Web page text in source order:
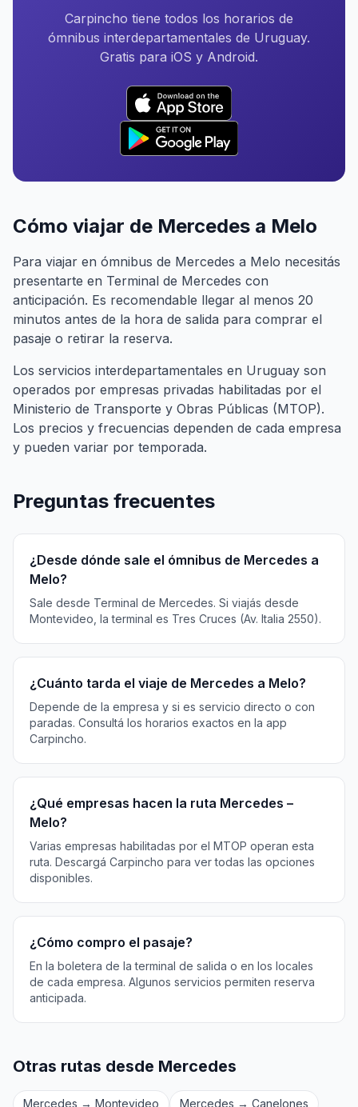
Carpincho tiene todos los horarios de
ómnibus interdepartamentales de Uruguay.
Gratis para iOS y Android.
Cómo viajar de Mercedes a Melo
Para viajar en ómnibus de Mercedes a Melo necesitás
presentarte en Terminal de Mercedes con
anticipación. Es recomendable llegar al menos 20
minutos antes de la hora de salida para comprar el
pasaje o retirar la reserva.
Los servicios interdepartamentales en Uruguay son
operados por empresas privadas habilitadas por el
Ministerio de Transporte y Obras Públicas (MTOP).
Los precios y frecuencias dependen de cada empresa
y pueden variar por temporada.
Preguntas frecuentes
¿Desde dónde sale el ómnibus de Mercedes a
Melo?
Sale desde Terminal de Mercedes. Si viajás desde
Montevideo, la terminal es Tres Cruces (Av. Italia 2550).
¿Cuánto tarda el viaje de Mercedes a Melo?
Depende de la empresa y si es servicio directo o con
paradas. Consultá los horarios exactos en la app
Carpincho.
¿Qué empresas hacen la ruta Mercedes –
Melo?
Varias empresas habilitadas por el MTOP operan esta
ruta. Descargá Carpincho para ver todas las opciones
disponibles.
¿Cómo compro el pasaje?
En la boletera de la terminal de salida o en los locales
de cada empresa. Algunos servicios permiten reserva
anticipada.
Otras rutas desde Mercedes
Mercedes → Montevideo Mercedes → Canelones